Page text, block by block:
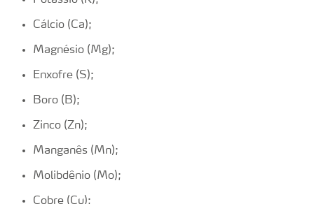
Cálcio (Ca);
Magnésio (Mg);
Enxofre (S);
Boro (B);
Zinco (Zn);
Manganês (Mn);
Molibdênio (Mo);
Cobre (Cu);